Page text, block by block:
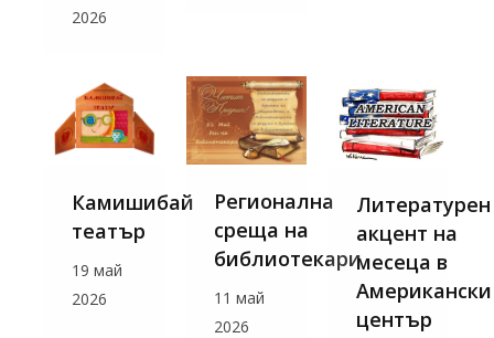
2026
Камишибай
театър
19 май
2026
Регионална
среща на
библиотекари
11 май
2026
Литературен
акцент на
месеца в
Американски
център